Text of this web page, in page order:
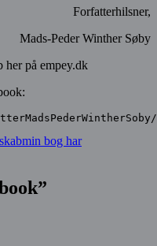
Forfatterhilsner,
Mads-Peder Winther Søby
her på empey.dk
min bog har